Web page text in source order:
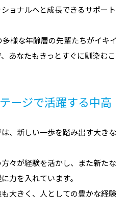
ョナルへと成長できるサポート
様な年齢層の先輩たちがイキイ
あなたもきっとすぐに馴染むこ
ージで活躍する中高
、新しい一歩を踏み出す大きな
々が経験を活かし、また新たな
力を入れています。
大きく、人としての豊かな経験